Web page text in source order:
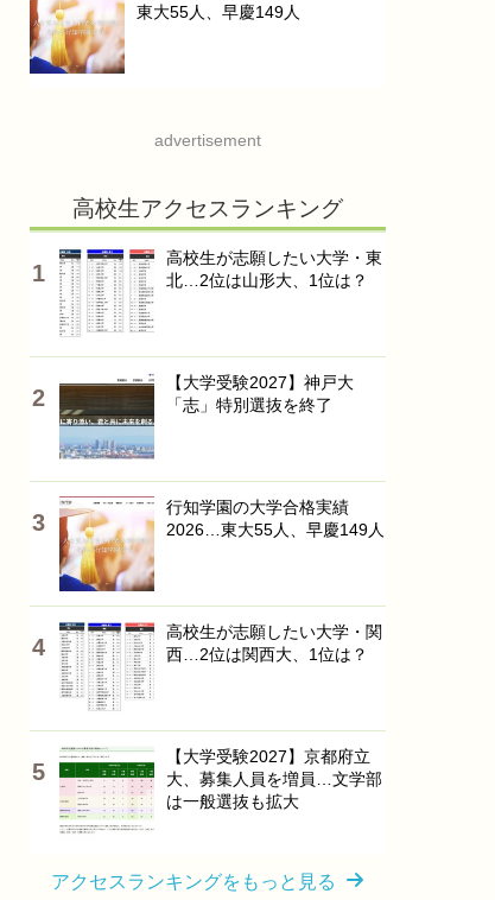
東大55人、早慶149人
advertisement
高校生アクセスランキング
高校生が志願したい大学・東
北…2位は山形大、1位は？
【大学受験2027】神戸大
「志」特別選抜を終了
行知学園の大学合格実績
2026…東大55人、早慶149人
高校生が志願したい大学・関
西…2位は関西大、1位は？
【大学受験2027】京都府立
大、募集人員を増員…文学部
は一般選抜も拡大
アクセスランキングをもっと見る